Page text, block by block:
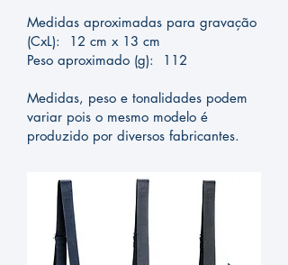
Medidas aproximadas para gravação
(CxL): 12 cm x 13 cm
Peso aproximado (g): 112
Medidas, peso e tonalidades podem
variar pois o mesmo modelo é
produzido por diversos fabricantes.